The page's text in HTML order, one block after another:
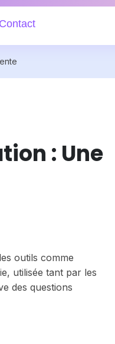
Contact
: Une
outils comme
utilisée tant par les
des questions